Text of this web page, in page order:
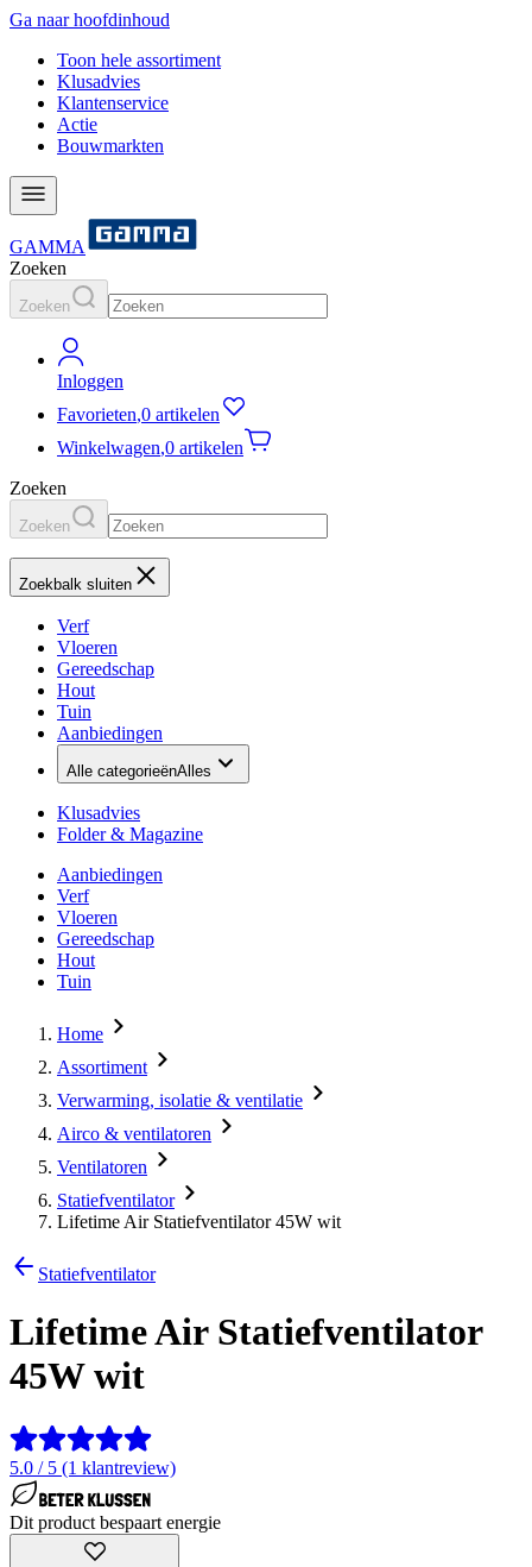
Ga naar hoofdinhoud
Toon hele assortiment
Klusadvies
Klantenservice
Actie
Bouwmarkten
GAMMA
Zoeken
Zoeken
Inloggen
Favorieten,0 artikelen
Winkelwagen,0 artikelen
Zoeken
Zoeken
Zoekbalk sluiten
Verf
Vloeren
Gereedschap
Hout
Tuin
Aanbiedingen
Alle categorieënAlles
Klusadvies
Folder & Magazine
Aanbiedingen
Verf
Vloeren
Gereedschap
Hout
Tuin
Home
Assortiment
Verwarming, isolatie & ventilatie
Airco & ventilatoren
Ventilatoren
Statiefventilator
Lifetime Air Statiefventilator 45W wit
Statiefventilator
Lifetime Air Statiefventilator
45W wit
5.0 / 5 (1 klantreview)
Dit product bespaart energie